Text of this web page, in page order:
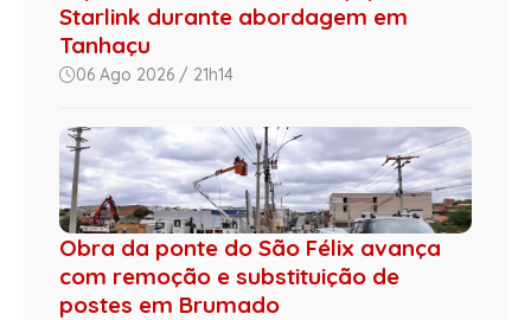
Starlink durante abordagem em
Tanhaçu
06 Ago 2026 / 21h14
Obra da ponte do São Félix avança
com remoção e substituição de
postes em Brumado